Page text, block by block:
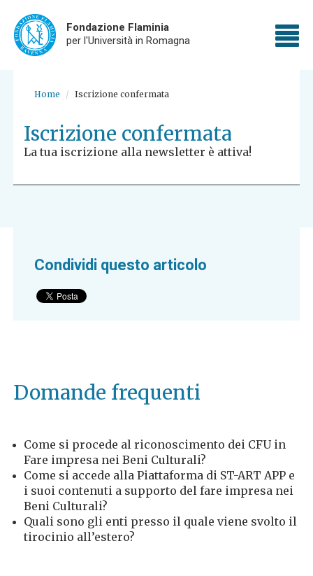
Fondazione Flaminia
per l'Università in Romagna
Home Iscrizione confermata
Iscrizione confermata
La tua iscrizione alla newsletter è attiva!
Condividi questo articolo
Domande frequenti
Come si procede al riconoscimento dei CFU in
Fare impresa nei Beni Culturali?
Come si accede alla Piattaforma di ST-ART APP e
i suoi contenuti a supporto del fare impresa nei
Beni Culturali?
Quali sono gli enti presso il quale viene svolto il
tirocinio all’estero?